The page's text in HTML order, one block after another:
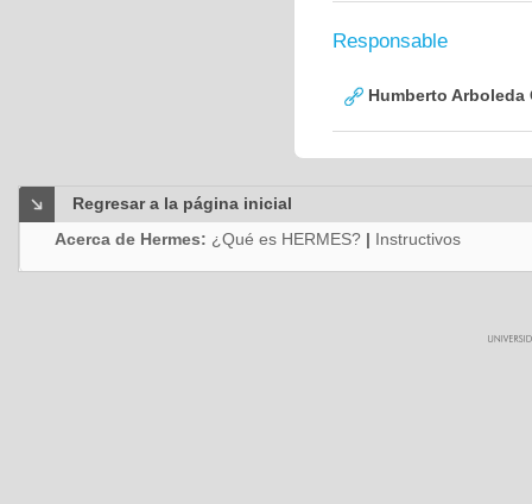
Responsable
Humberto Arboleda
Regresar a la página inicial
Acerca de Hermes: ¿Qué es HERMES? | Instructivos